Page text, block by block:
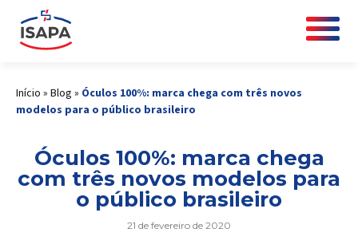
Início » Blog » Óculos 100%: marca chega com três novos
modelos para o público brasileiro
Óculos 100%: marca chega
com três novos modelos para
o público brasileiro
21 de fevereiro de 2020